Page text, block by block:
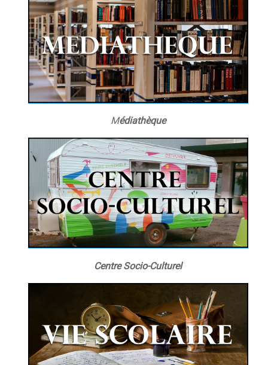
Médiathèque
Centre Socio-Culturel